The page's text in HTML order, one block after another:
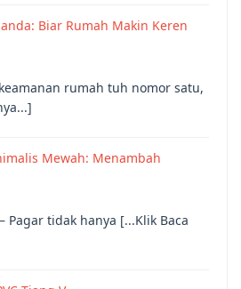
Biar Rumah Makin Keren
rumah tuh nomor satu,
Mewah: Menambah
Pagar tidak hanya [...Klik Baca